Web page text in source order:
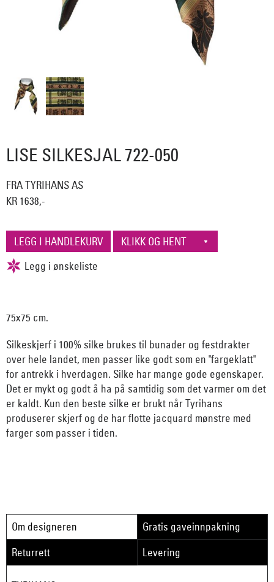
LISE SILKESJAL 722-050
FRA TYRIHANS AS
KR 1638,-
75x75 cm.
Silkeskjerf i 100% silke brukes til bunader og festdrakter
over hele landet, men passer like godt som en "fargeklatt"
for antrekk i hverdagen. Silke har mange gode egenskaper.
Det er mykt og godt å ha på samtidig som det varmer om det
er kaldt. Kun den beste silke er brukt når Tyrihans
produserer skjerf og de har flotte jacquard mønstre med
farger som passer i tiden.
Om designeren
Gratis gaveinnpakning
Returrett
Levering